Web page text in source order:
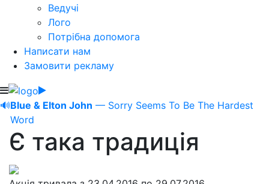
Ведучі
Лого
Потрібна допомога
Написати нам
Замовити рекламу
🔊Blue & Elton John — Sorry Seems To Be The Hardest
Word
Є така традиція